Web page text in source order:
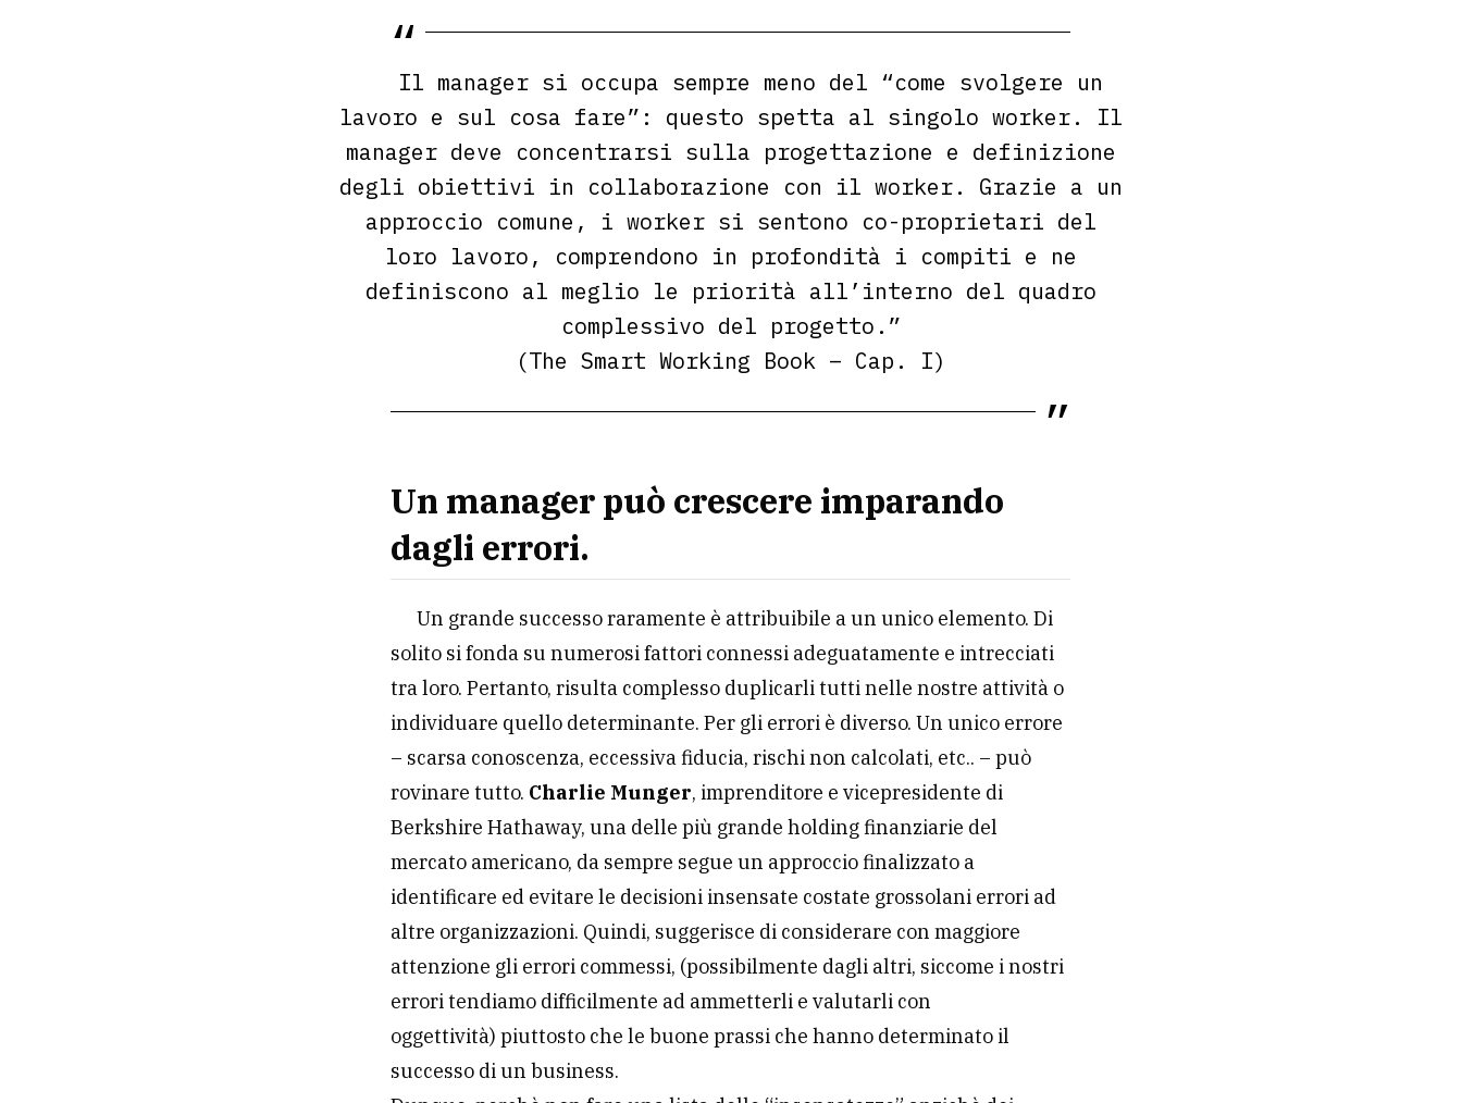
Il manager si occupa sempre meno del “come svolgere un
lavoro e sul cosa fare”: questo spetta al singolo worker. Il
manager deve concentrarsi sulla progettazione e definizione
degli obiettivi in collaborazione con il worker. Grazie a un
approccio comune, i worker si sentono co-proprietari del
loro lavoro, comprendono in profondità i compiti e ne
definiscono al meglio le priorità all’interno del quadro
complessivo del progetto.”
(The Smart Working Book – Cap. I)
Un manager può crescere imparando
dagli errori.
Un grande successo raramente è attribuibile a un unico elemento. Di
solito si fonda su numerosi fattori connessi adeguatamente e intrecciati
tra loro. Pertanto, risulta complesso duplicarli tutti nelle nostre attività o
individuare quello determinante. Per gli errori è diverso. Un unico errore
– scarsa conoscenza, eccessiva fiducia, rischi non calcolati, etc.. – può
rovinare tutto. Charlie Munger, imprenditore e vicepresidente di
Berkshire Hathaway, una delle più grande holding finanziarie del
mercato americano, da sempre segue un approccio finalizzato a
identificare ed evitare le decisioni insensate costate grossolani errori ad
altre organizzazioni. Quindi, suggerisce di considerare con maggiore
attenzione gli errori commessi, (possibilmente dagli altri, siccome i nostri
errori tendiamo difficilmente ad ammetterli e valutarli con
oggettività) piuttosto che le buone prassi che hanno determinato il
successo di un business.